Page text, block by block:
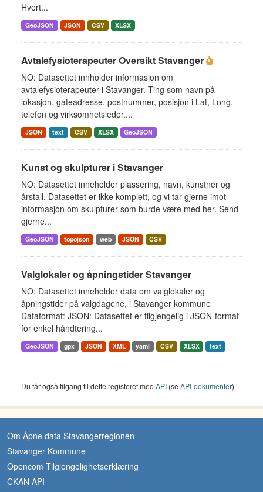
Hvert...
GeoJSON JSON CSV XLSX
Avtalefysioterapeuter Oversikt Stavanger
NO: Datasettet innholder informasjon om
avtalefysioterapeuter i Stavanger. Ting som navn på
lokasjon, gateadresse, postnummer, posisjon i Lat, Long,
telefon og virksomhetsleder....
JSON text CSV XLSX GeoJSON
Kunst og skulpturer i Stavanger
NO: Datasettet inneholder plassering, navn, kunstner og
årstall. Datasettet er ikke komplett, og vi tar gjerne imot
informasjon om skulpturer som burde være med her. Send
gjerne...
GeoJSON topojson web JSON CSV
Valglokaler og åpningstider Stavanger
NO: Datasettet inneholder data om valglokaler og
åpningstider på valgdagene, i Stavanger kommune
Dataformat: JSON: Datasettet er tilgjengelig i JSON-format
for enkel håndtering...
GeoJSON gpx JSON XML yaml CSV XLSX text
Du får også tilgang til dette registeret med API (seAPI-dokumenter).
Om Åpne data Stavangerregionen
Stavanger Kommune
Opencom Tilgjengelighetserklæring
CKAN API